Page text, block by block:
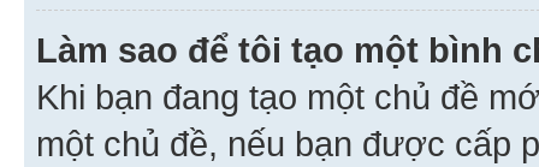
Làm sao để tôi tạo một bình
Khi bạn đang tạo một chủ đề
một chủ đề, nếu bạn được cấp